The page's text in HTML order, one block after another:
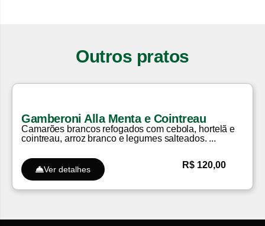
Outros pratos
Gamberoni Alla Menta e Cointreau
Camarões brancos refogados com cebola, hortelã e
cointreau, arroz branco e legumes salteados. ...
Ver detalhes R$ 120,00